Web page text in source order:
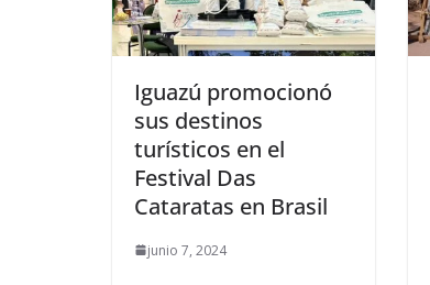
Iguazú promocionó
sus destinos
turísticos en el
Festival Das
Cataratas en Brasil
junio 7, 2024